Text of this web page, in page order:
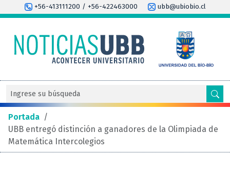
+56-413111200 / +56-422463000 ubb@ubiobio.cl
Portada /
UBB entregó distinción a ganadores de la Olimpiada de
Matemática Intercolegios